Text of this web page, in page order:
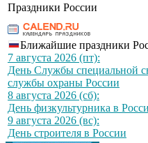
Праздники России
Ближайшие праздники
7 августа 2026 (пт):
День Службы специальной
службы охраны России
8 августа 2026 (сб):
День физкультурника в
9 августа 2026 (вс):
День строителя в России